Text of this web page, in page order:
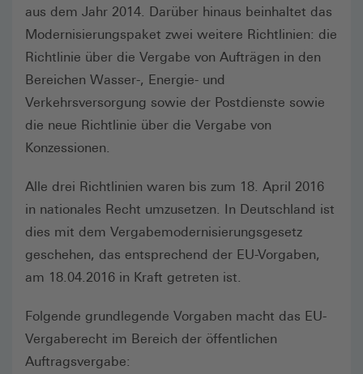
aus dem Jahr 2014. Darüber hinaus beinhaltet das
Modernisierungspaket zwei weitere Richtlinien: die
Richtlinie über die Vergabe von Aufträgen in den
Bereichen Wasser-, Energie- und
Verkehrsversorgung sowie der Postdienste sowie
die neue Richtlinie über die Vergabe von
Konzessionen.
Alle drei Richtlinien waren bis zum 18. April 2016
in nationales Recht umzusetzen. In Deutschland ist
dies mit dem Vergabemodernisierungsgesetz
geschehen, das entsprechend der EU-Vorgaben,
am 18.04.2016 in Kraft getreten ist.
Folgende grundlegende Vorgaben macht das EU-
Vergaberecht im Bereich der öffentlichen
Auftragsvergabe: